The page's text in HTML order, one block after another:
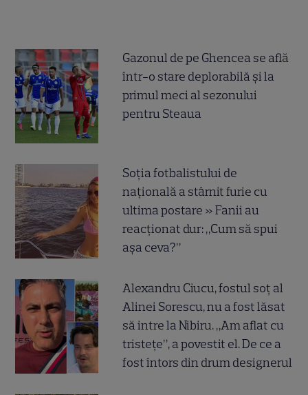
Gazonul de pe Ghencea se află
într-o stare deplorabilă și la
primul meci al sezonului
pentru Steaua
Soția fotbalistului de
națională a stârnit furie cu
ultima postare » Fanii au
reacționat dur: „Cum să spui
așa ceva?”
Alexandru Ciucu, fostul soț al
Alinei Sorescu, nu a fost lăsat
să intre la Nibiru. „Am aflat cu
tristețe”, a povestit el. De ce a
fost întors din drum designerul